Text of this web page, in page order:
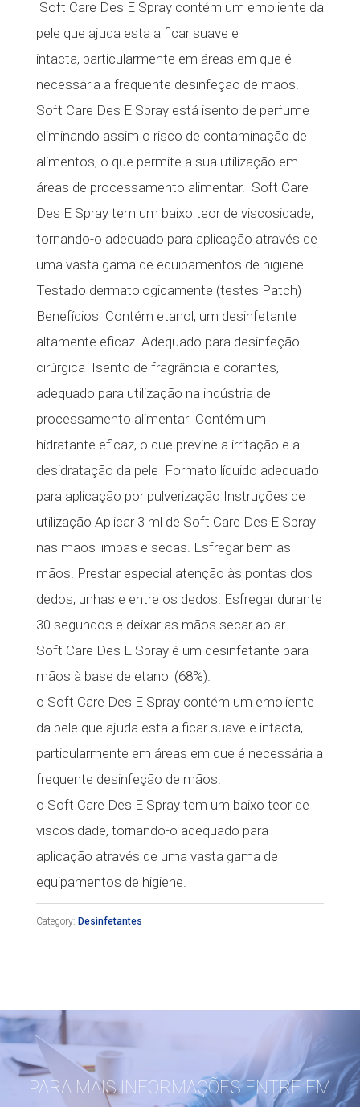
 Soft Care Des E Spray contém um emoliente da
pele que ajuda esta a ficar suave e
intacta, particularmente em áreas em que é
necessária a frequente desinfeção de mãos. 
Soft Care Des E Spray está isento de perfume
eliminando assim o risco de contaminação de
alimentos, o que permite a sua utilização em
áreas de processamento alimentar.  Soft Care
Des E Spray tem um baixo teor de viscosidade,
tornando-o adequado para aplicação através de
uma vasta gama de equipamentos de higiene. 
Testado dermatologicamente (testes Patch)
Benefícios  Contém etanol, um desinfetante
altamente eficaz  Adequado para desinfeção
cirúrgica  Isento de fragrância e corantes,
adequado para utilização na indústria de
processamento alimentar  Contém um
hidratante eficaz, o que previne a irritação e a
desidratação da pele  Formato líquido adequado
para aplicação por pulverização Instruções de
utilização Aplicar 3 ml de Soft Care Des E Spray
nas mãos limpas e secas. Esfregar bem as
mãos. Prestar especial atenção às pontas dos
dedos, unhas e entre os dedos. Esfregar durante
30 segundos e deixar as mãos secar ao ar.
Soft Care Des E Spray é um desinfetante para
mãos à base de etanol (68%).
o Soft Care Des E Spray contém um emoliente
da pele que ajuda esta a ficar suave e intacta,
particularmente em áreas em que é necessária a
frequente desinfeção de mãos.
o Soft Care Des E Spray tem um baixo teor de
viscosidade, tornando-o adequado para
aplicação através de uma vasta gama de
equipamentos de higiene.
Category: Desinfetantes
PARA MAIS INFORMAÇÕES ENTRE EM